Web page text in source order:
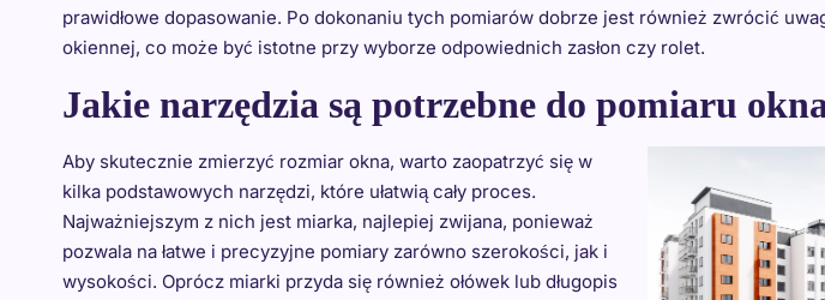
prawidłowe dopasowanie. Po dokonaniu tych pomiarów dobrze jest również zwrócić
okiennej, co może być istotne przy wyborze odpowiednich zasłon czy rolet.
Jakie narzędzia są potrzebne do pomiaru
Aby skutecznie zmierzyć rozmiar okna, warto zaopatrzyć się w
kilka podstawowych narzędzi, które ułatwią cały proces.
Najważniejszym z nich jest miarka, najlepiej zwijana, ponieważ
pozwala na łatwe i precyzyjne pomiary zarówno szerokości, jak i
wysokości. Oprócz miarki przyda się również ołówek lub długopis